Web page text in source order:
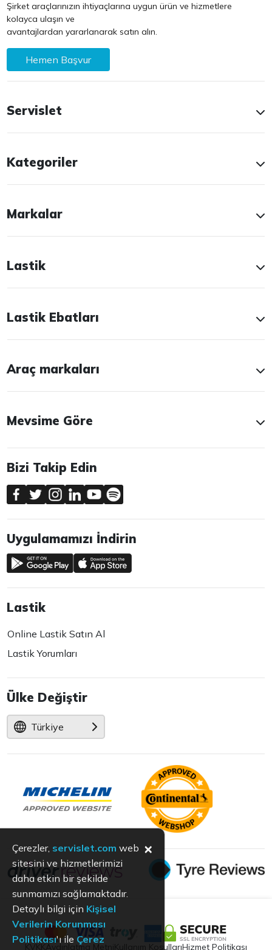
Şirket araçlarınızın ihtiyaçlarına uygun ürün ve hizmetlere
kolayca ulaşın ve
avantajlardan yararlanarak satın alın.
Hemen Başvur
Servislet
Kategoriler
Markalar
Lastik
Lastik Ebatları
Araç markaları
Mevsime Göre
Bizi Takip Edin
Uygulamamızı İndirin
Lastik
Online Lastik Satın Al
Lastik Yorumları
Ülke Değiştir
Türkiye
Aydınlatma Metni Kullanım KoşullarıHizmet Politikası
Çerezler, servislet.com web
sitesini ve hizmetlerimizi
daha etkin bir şekilde
sunmamızı sağlamaktadır.
Detaylı bilgi için Kişisel
Verilerin Korunması
Politikası'ı ile Çerez
×